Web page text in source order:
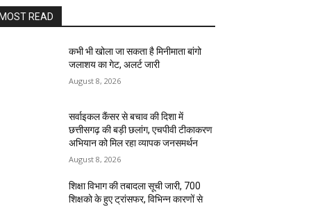
READ
कभी भी खोला जा सकता है मिनीमाता बांगो
जलाशय का गेट, अलर्ट जारी
August 8, 2026
सर्वाइकल कैंसर से बचाव की दिशा में
छत्तीसगढ़ की बड़ी छलांग, एचपीवी टीकाकरण
अभियान को मिल रहा व्यापक जनसमर्थन
August 8, 2026
शिक्षा विभाग की तबादला सूची जारी, 700
शिक्षको के हुए ट्रांसफर, विभिन्न कारणों से